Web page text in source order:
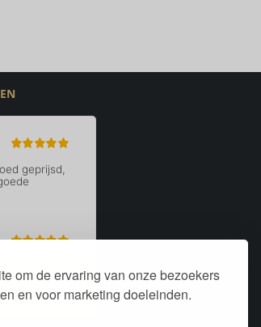
om de ervaring van onze bezoekers
en voor marketing doeleinden.